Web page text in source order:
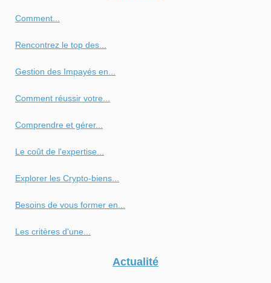
Comment...
Rencontrez le top des...
Gestion des Impayés en...
Comment réussir votre...
Comprendre et gérer...
Le coût de l'expertise...
Explorer les Crypto-biens...
Besoins de vous former en...
Les critères d'une...
Actualité